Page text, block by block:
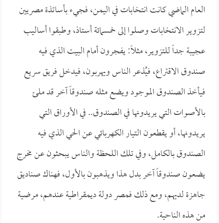
العام الماضي كانت انتخابات في اليمن، فجيء بأساتذة مصريين
لتزوير الانتخابات وصلوا إلى خمسمائة أستاذ، وطبقوا أساليب
عجيبة جداً للتزوير، مثلاً: يفجرون أمام البيت الذي فيه
صندوق الاقتراع، فيُذعر الناس ويهربون، فيدخل فريق سريع
فيأخذ الصندوق الموجود ويضع مثله صندوقاً آخر قد ملئ
بالأصوات التي يريدونها في الصندوق.. في الأوراق التي
يريدونها، أو يقطعون التيار الكهربائي عن الحي الذي فيه
الصندوق بالكامل، وفي تلك اللحظة والناس يبحثون عن مخرج
يضعون صندوقاً آخر بدل هذا ويذهبون بالأول، فهناك صناديق
جاهزة لديهم، ومع ذلك فمصر دولة ديمقراطية عندهم، مرضية
من هذه الناحية.